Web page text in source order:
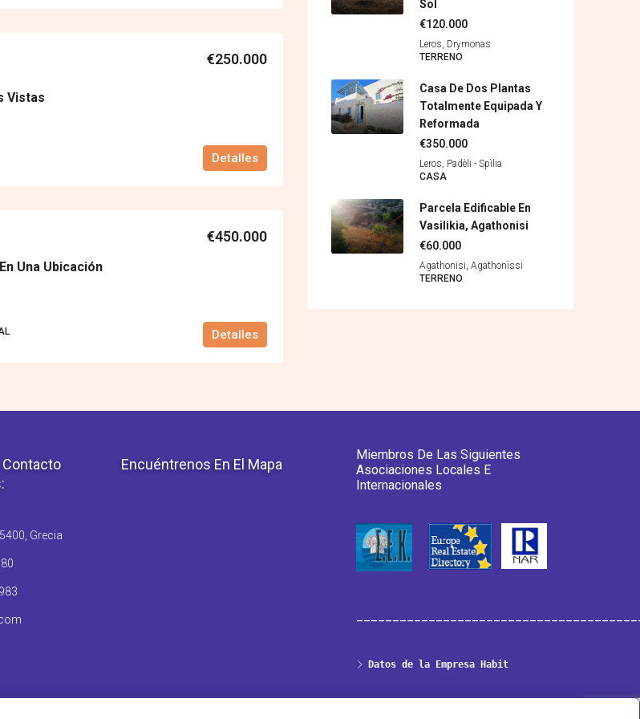
Vistas
€250.000
Detalles
Una Ubicación
€450.000
Detalles
Sol
€120.000
Leros, Drymonas
TERRENO
Casa De Dos Plantas
Totalmente Equipada Y
Reformada
€350.000
Leros, Padèli - Spìlia
CASA
Parcela Edificable En
Vasilikia, Agathonisi
€60.000
Agathonisi, Agathonìssi
TERRENO
Grecia
Encuéntrenos En El Mapa
Miembros De Las Siguientes
Asociaciones Locales E
Internacionales
Datos de la Empresa Habit